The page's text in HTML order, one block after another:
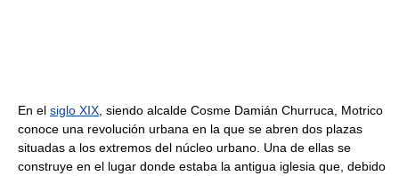
En el siglo XIX , siendo alcalde Cosme Damián Churruca, Motrico
conoce una revolución urbana en la que se abren dos plazas
situadas a los extremos del núcleo urbano. Una de ellas se
construye en el lugar donde estaba la antigua iglesia que, debido